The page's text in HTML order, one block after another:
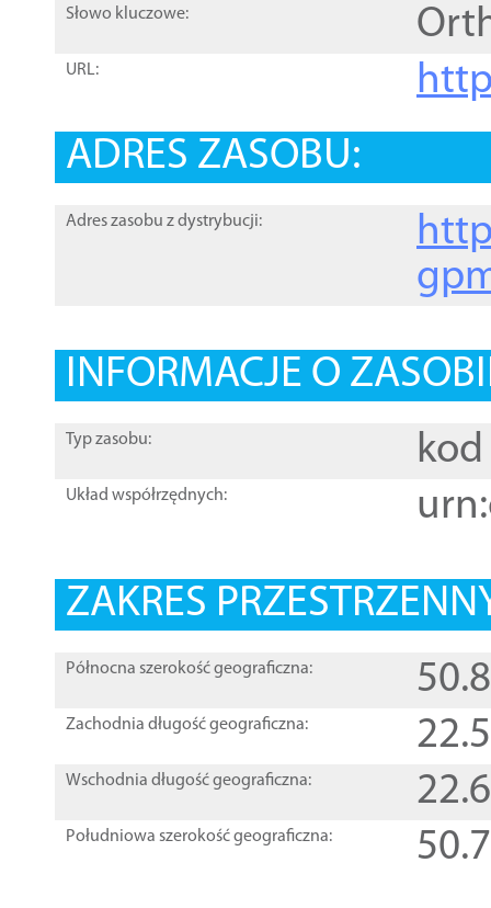
Słowo kluczowe:
URL:
ADRES ZASOBU:
Adres zasobu z dystrybucji:
INFORMACJE O
Typ zasobu: kod
Układ współrzędnych:
ZAKRES
Północna szerokość geograficzna:
Zachodnia długość geograficzna:
Wschodnia długość geograficzna:
Południowa szerokość geograficzna: